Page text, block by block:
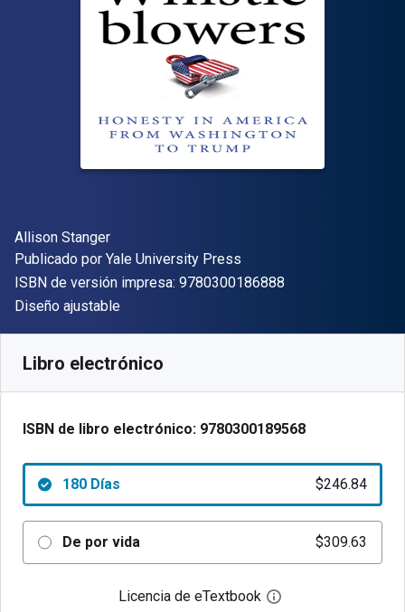
Autor(es)
Allison Stanger
Editor
Publicado por Yale University Press
ISBN de versión impresa: 9780300186888
Formato
Diseño ajustable
Libro electrónico
ISBN de libro electrónico: 9780300189568
180 Días $246.84
De por vida $309.63
Licencia de eTextbook Abre el cuadro de